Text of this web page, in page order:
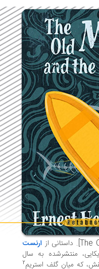
ارنست
منتشرشده به سال
2